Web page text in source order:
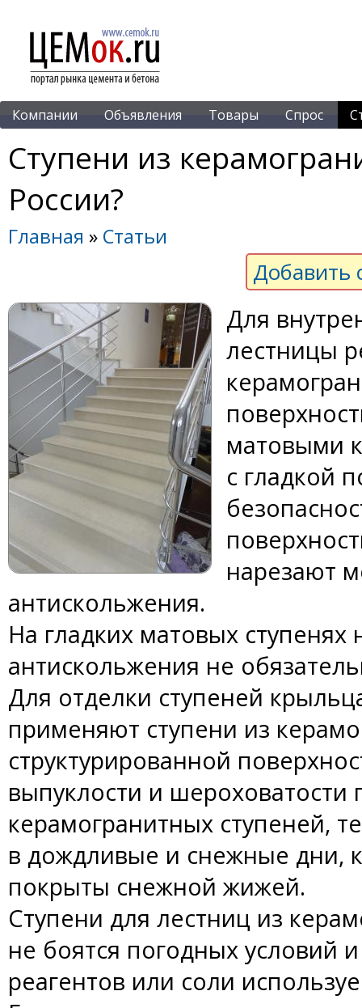
Компании Объявления Товары Спрос
Ступени из
России?
Главная » Статьи
Добавить
Для
лестницы
матовыми
с гладкой
нарезают
антискольжения.
На гладких матовых ступенях
антискольжения не
Для отделки ступеней
применяют ступени из
структурированной
выпуклости и шероховатости
керамогранитных ступеней,
в дождливые и снежные дни,
покрыты снежной жижей.
Ступени для лестниц из
не боятся погодных условий
реагентов или соли